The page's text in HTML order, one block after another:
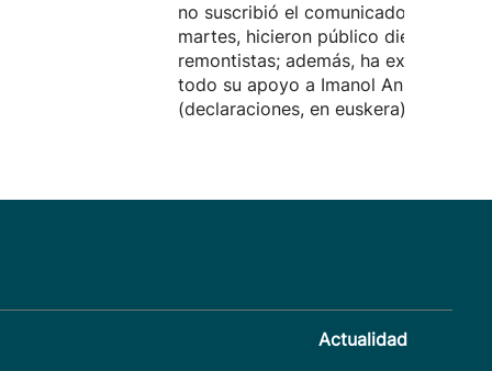
no suscribió el comunicado que, el
martes, hicieron público dieciocho
remontistas; además, ha expresado
todo su apoyo a Imanol Ansa
(declaraciones, en euskera).
Actualidad